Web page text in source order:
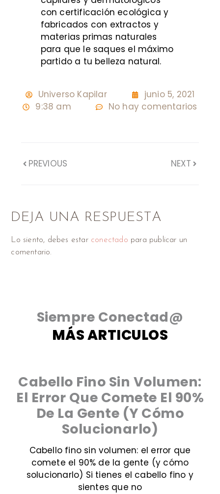
con certificación ecológica y
fabricados con extractos y
materias primas naturales
para que le saques el máximo
partido a tu belleza natural.
Universo Kapilar
junio 5, 2021
9:38 am
No hay comentarios
PREVIOUS NEXT
DEJA UNA RESPUESTA
Lo siento, debes estar conectado para publicar un
comentario.
Siempre Conectad@
MÁS ARTICULOS
Cabello Fino Sin Volumen:
El Error Que Comete El 90%
De La Gente (y Cómo
Solucionarlo)
Cabello fino sin volumen: el error que
comete el 90% de la gente (y cómo
solucionarlo) Si tienes el cabello fino y
sientes que no